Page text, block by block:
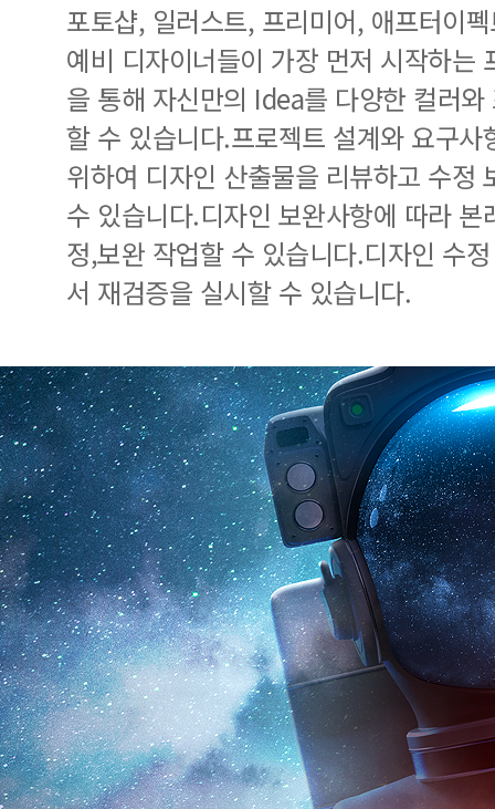
포토샵, 일러스트, 프리미어, 애프터이
예비 디자이너들이 가장 먼저 시작하는
을 통해 자신만의 Idea를 다양한 컬러
할 수 있습니다.프로젝트 설계와 요구
위하여 디자인 산출물을 리뷰하고 수정
수 있습니다.디자인 보완사항에 따라
정,보완 작업할 수 있습니다.디자인 수
서 재검증을 실시할 수 있습니다.